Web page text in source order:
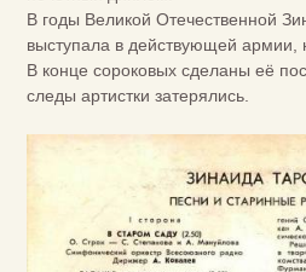
В годы Великой Отечественной
выступала в действующей армии,
В конце сороковых сделаны её
следы артистки затерялись.